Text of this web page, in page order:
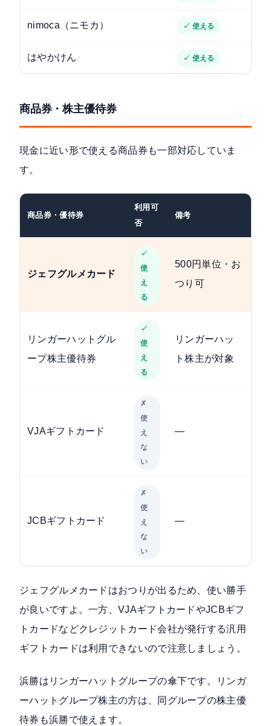
nimoca（ニモカ） ✓ 使える
はやかけん ✓ 使える
商品券・株主優待券
現金に近い形で使える商品券も一部対応していま
す。
商品券・優待券
利用可
否
備考
ジェフグルメカード
✓
使
え
る
500円単位・お
つり可
リンガーハットグル
ープ株主優待券
✓
使
え
る
リンガーハッ
ト株主が対象
VJAギフトカード
✗
使
え
な
い
—
JCBギフトカード
✗
使
え
な
い
—
ジェフグルメカードはおつりが出るため、使い勝手
が良いですよ。一方、VJAギフトカードやJCBギフ
トカードなどクレジットカード会社が発行する汎用
ギフトカードは利用できないので注意しましょう。
浜勝はリンガーハットグループの傘下です。リンガ
ーハットグループ株主の方は、同グループの株主優
待券も浜勝で使えます。